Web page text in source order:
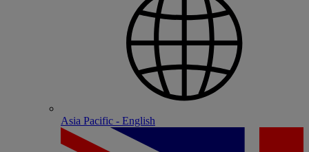
Asia Pacific - English